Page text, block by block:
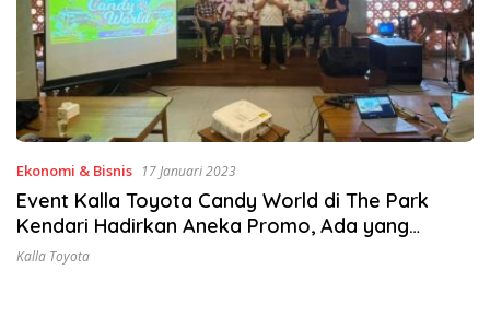
Ekonomi & Bisnis 17 Januari 2023
Event Kalla Toyota Candy World di The Park
Kendari Hadirkan Aneka Promo, Ada yang
Gratis!
Kalla Toyota